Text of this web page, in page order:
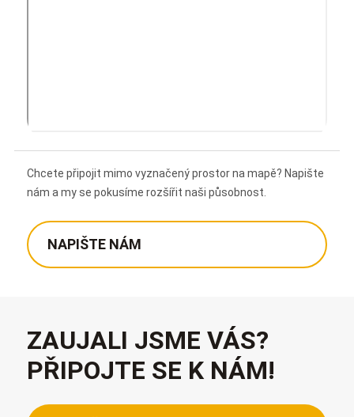
Chcete připojit mimo vyznačený prostor na mapě? Napište
nám a my se pokusíme rozšířit naši působnost.
NAPIŠTE NÁM
ZAUJALI JSME VÁS?
PŘIPOJTE SE K NÁM!